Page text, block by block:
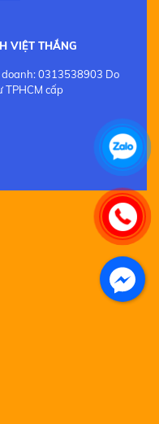
VIỆT THẮNG
0313538903 Do
TPHCM cấp